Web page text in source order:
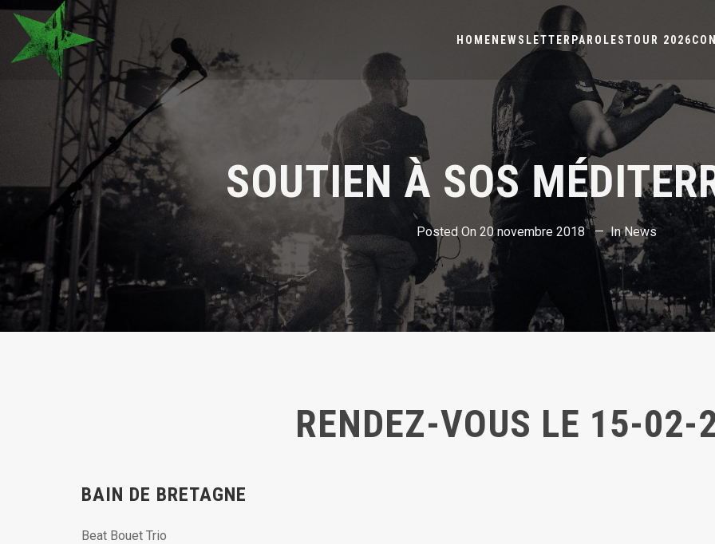
HOME NEWSLETTER PAROLESTOUR 2026
SOUTIEN À SOS
Posted On 20 novembre 2018 InNews
RENDEZ-VOUS LE 15-02-
BAIN DE BRETAGNE
Beat Bouet Trio